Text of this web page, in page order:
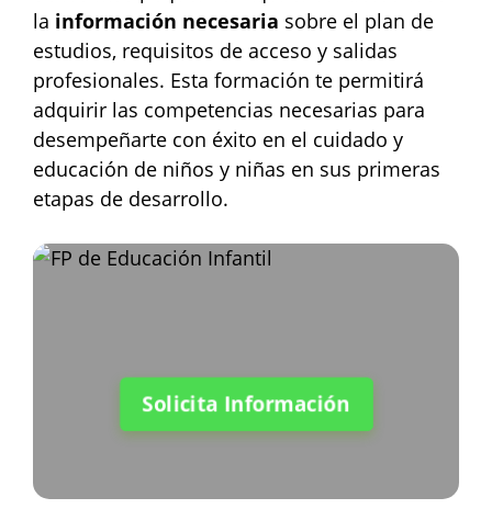
la información necesaria sobre el plan de
estudios, requisitos de acceso y salidas
profesionales. Esta formación te permitirá
adquirir las competencias necesarias para
desempeñarte con éxito en el cuidado y
educación de niños y niñas en sus primeras
etapas de desarrollo.
Solicita Información